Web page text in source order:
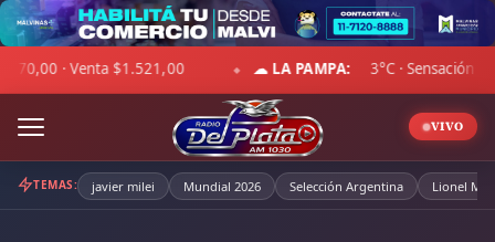
Skip
to
content
· Cielo despejado · Viento 15 km/h · Hum. 74% ◆ DÓLAR
VIVO
TEMAS: javier milei Mundial 2026 Selección Argentina Lionel